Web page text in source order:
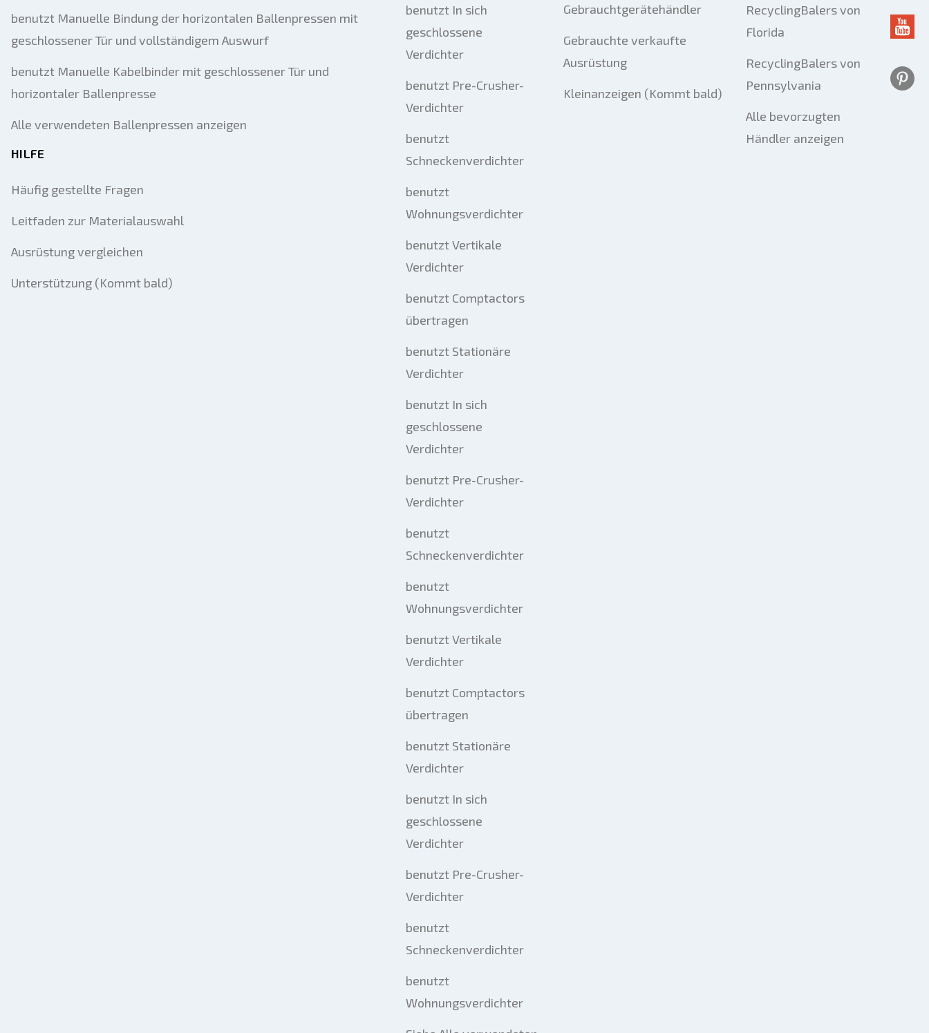
benutzt Manuelle Bindung der horizontalen Ballenpressen mit
geschlossener Tür und vollständigem Auswurf
benutzt Manuelle Kabelbinder mit geschlossener Tür und
horizontaler Ballenpresse
Alle verwendeten Ballenpressen anzeigen
HILFE
Häufig gestellte Fragen
Leitfaden zur Materialauswahl
Ausrüstung vergleichen
Unterstützung (Kommt bald)
benutzt In sich
geschlossene
Verdichter
benutzt Pre-Crusher-
Verdichter
benutzt
Schneckenverdichter
benutzt
Wohnungsverdichter
benutzt Vertikale
Verdichter
benutzt Comptactors
übertragen
benutzt Stationäre
Verdichter
benutzt In sich
geschlossene
Verdichter
benutzt Pre-Crusher-
Verdichter
benutzt
Schneckenverdichter
benutzt
Wohnungsverdichter
benutzt Vertikale
Verdichter
benutzt Comptactors
übertragen
benutzt Stationäre
Verdichter
benutzt In sich
geschlossene
Verdichter
benutzt Pre-Crusher-
Verdichter
benutzt
Schneckenverdichter
benutzt
Wohnungsverdichter
Gebrauchtgerätehändler
Gebrauchte verkaufte
Ausrüstung
Kleinanzeigen (Kommt bald)
RecyclingBalers von
Florida
RecyclingBalers von
Pennsylvania
Alle bevorzugten
Händler anzeigen